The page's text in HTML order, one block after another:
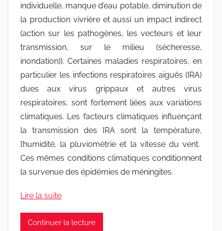
n
e
-
individuelle, manque d’eau potable, diminution de
la production vivrière et aussi un impact indirect
(action sur les pathogènes, les vecteurs et leur
transmission, sur le milieu (sécheresse,
inondation)). Certaines maladies respiratoires, en
particulier les infections respiratoires aiguës (IRA)
dues aux virus grippaux et autres virus
respiratoires, sont fortement liées aux variations
climatiques. Les facteurs climatiques influençant
la transmission des IRA sont la température,
l’humidité, la pluviométrie et la vitesse du vent.
Ces mêmes conditions climatiques conditionnent
la survenue des épidémies de méningites.
Lire la suite
Continuer la lecture